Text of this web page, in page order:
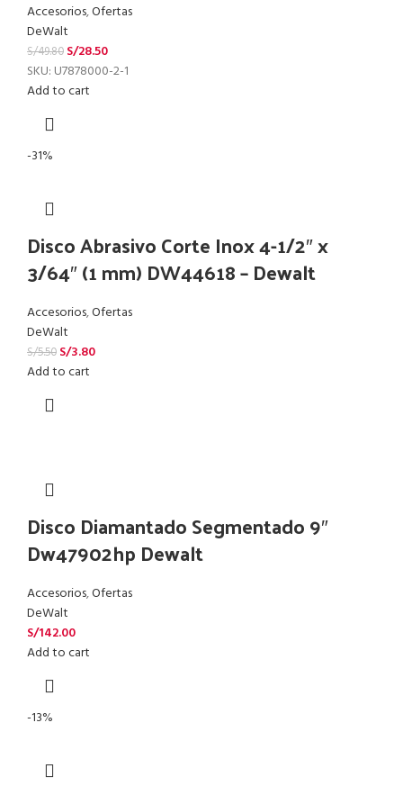
Accesorios,Ofertas
DeWalt
S/49.80 S/28.50
SKU: U7878000-2-1
Add to cart
-31%
Disco Abrasivo Corte Inox 4-1/2″ x
3/64″ (1 mm) DW44618 – Dewalt
Accesorios,Ofertas
DeWalt
S/5.50 S/3.80
Add to cart
Disco Diamantado Segmentado 9″
Dw47902hp Dewalt
Accesorios,Ofertas
DeWalt
S/142.00
Add to cart
-13%